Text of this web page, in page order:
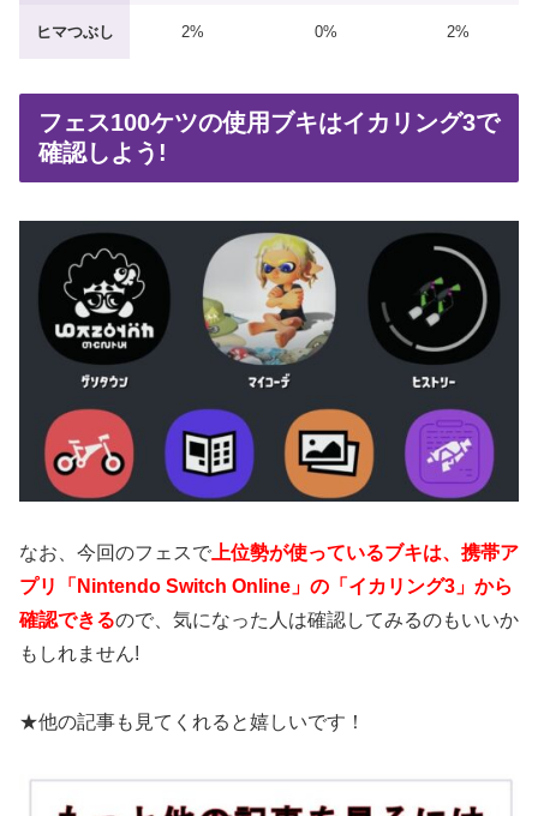
ヒマつぶし 2% 0% 2%
フェス100ケツの使用ブキはイカリング3で
確認しよう!
なお、今回のフェスで 上位勢が使っているブキは、携帯ア
プリ「Nintendo Switch Online」の「イカリング3」から
確認できるので、気になった人は確認してみるのもいいか
もしれません!
★他の記事も見てくれると嬉しいです！